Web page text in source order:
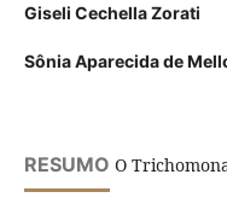
Giseli Cechella Zorati
Sônia Aparecida de
RESUMO O